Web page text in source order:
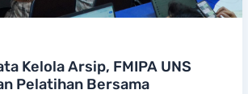
Kelola Arsip, FMIPA UNS
Pelatihan Bersama